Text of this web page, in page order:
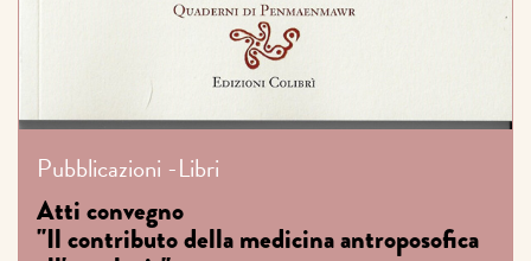
Pubblicazioni -Libri
Atti convegno
"Il contributo della medicina antroposofica